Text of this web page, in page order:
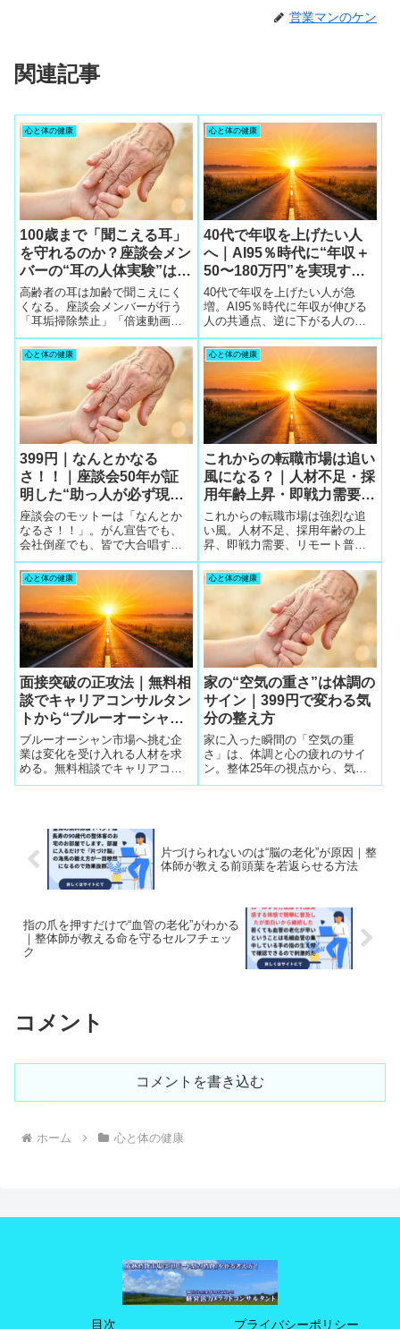
営業マンのケン
関連記事
心と体の健康
100歳まで「聞こえる耳」
を守れるのか？座談会メン
バーの“耳の人体実験”は科
学的に正しいのかを整体師
が交通整理します
高齢者の耳は加齢で聞こえにく
くなる。座談会メンバーが行う
「耳垢掃除禁止」「倍速動画で
脳トレ」「15分の耳訓練」は科
学的に正しいのかを整体師が解
説します。
心と体の健康
40代で年収を上げたい人
へ｜AI95％時代に“年収＋
50〜180万円”を実現する5
つの戦略
40代で年収を上げたい人が急
増。AI95％時代に年収が伸びる
人の共通点、逆に下がる人の特
徴、年収＋50〜180万円を実現す
る5つの戦略、隠れ求人の実態、
面接で評価される話し方まで徹
底解説。
心と体の健康
399円｜なんとかなる
さ！！｜座談会50年が証
明した“助っ人が必ず現れ
る”心の薬の正体は、なん
とかなるレッスンの繰り返
しで頭が慣れるのです
座談会のモットーは「なんとか
なるさ！！」。がん宣告でも、
会社倒産でも、皆で大合唱する
と必ず助っ人が現れる。ストレ
ス社会で心を軽くする最高の薬
であり、栄養が整えばさらに前
向きになれる理由を紹介しま
す。
心と体の健康
これからの転職市場は追い
風になる？｜人材不足・採
用年齢上昇・即戦力需要で
40代以降が有利に
これからの転職市場は強烈な追
い風。人材不足、採用年齢の上
昇、即戦力需要、リモート普及
が根拠。成功者の相談回数は7.4
社で、5社同時相談が年収交渉成
功率を3倍に跳ね上げる。アデ
コ・ツインプロ・TechGo・
MyVision・Remofulが強い。
心と体の健康
面接突破の正攻法｜無料相
談でキャリアコンサルタン
トから“ブルーオーシャン
採用の本質”を聞く人が合
格する
ブルーオーシャン市場へ挑む企
業は変化を受け入れる人材を求
める。無料相談でキャリアコン
サルタントから事前説明を受け
心と体の健康
家の“空気の重さ”は体調の
サイン｜399円で変わる気
分の整え方
家に入った瞬間の「空気の重
さ」は、体調と心の疲れのサイ
ン。整体25年の視点から、気分
が軽くなる“399円でできる空気
片づけられないのは“脳の老化”が原因｜整
体師が教える前頭葉を若返らせる方法
指の爪を押すだけで“血管の老化”がわかる
｜整体師が教える命を守るセルフチェッ
ク
コメント
コメントを書き込む
ホーム 心と体の健康
目次 プライバシーポリシー